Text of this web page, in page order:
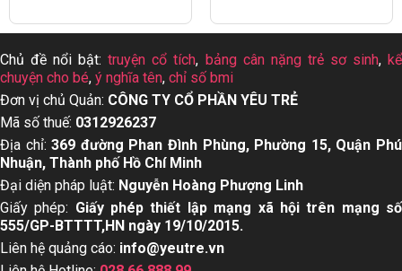
Top 15 dầu gội mọc
tóc cho nam giới tốt
nhất hiện nay
Dấu hiệu trẻ bị sởi cha
mẹ nhất định nên biết
Chủ đề nổi bật:truyện cổ tích,bảng cân nặng trẻ sơ sinh,kể
chuyện cho bé, ý nghĩa tên, chỉ số bmi
Đơn vị chủ Quản:CÔNG TY CỔ PHẦN YÊU TRẺ
Mã số thuế: 0312926237
Địa chỉ:369 đường Phan Đình Phùng, Phường 15, Quận Phú
Nhuận, Thành phố Hồ Chí Minh